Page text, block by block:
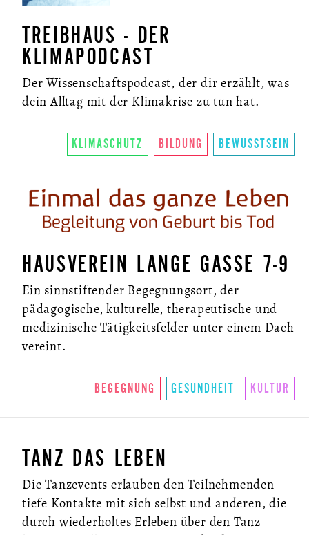
TREIBHAUS - DER
KLIMAPODCAST
Der Wissenschaftspodcast, der dir erzählt, was
dein Alltag mit der Klimakrise zu tun hat.
KLIMASCHUTZ BILDUNG BEWUSSTSEIN
HAUSVEREIN LANGE GASSE 7-9
Ein sinnstiftender Begegnungsort, der
pädagogische, kulturelle, therapeutische und
medizinische Tätigkeitsfelder unter einem Dach
vereint.
BEGEGNUNG GESUNDHEIT KULTUR
TANZ DAS LEBEN
Die Tanzevents erlauben den Teilnehmenden
tiefe Kontakte mit sich selbst und anderen, die
durch wiederholtes Erleben über den Tanz